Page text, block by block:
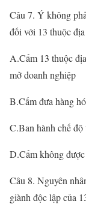
Câu 7. Ý không
đối với 13 thuộc địa
A.Cấm 13 thuộc
mở doanh nghiệp
B.Cấm đưa hàng
C.Ban hành chế
D.Cấm không
Câu 8. Nguyên
giành độc lập của